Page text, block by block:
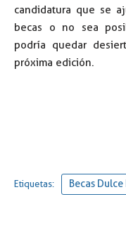
candidatura que se
becas o no sea
podría quedar
próxima edición.
Etiquetas: Becas